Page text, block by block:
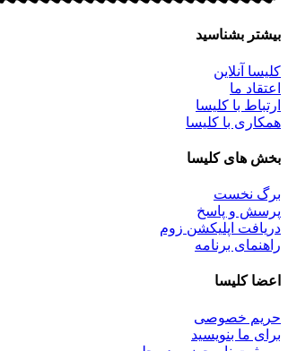
بیشتر بشناسید
کلیسا آنلاین
اعتقاد ما
ارتباط با کلیسا
همکاری با کلیسا
بخش های کلیسا
برگ نخست
پرسش و پاسخ
دریافت اپلیکشن زوم
راهنمای برنامه
اعضا کلیسا
حریم خصوصی
برای ما بنویسید